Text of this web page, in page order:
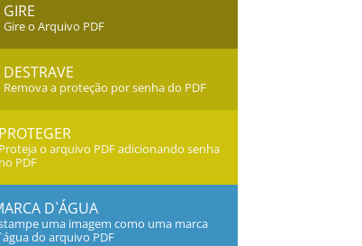
GIRE
Gire o Arquivo PDF
DESTRAVE
Remova a proteção por senha do PDF
PROTEGER
Proteja o arquivo PDF adicionando senha
no PDF
D`ÁGUA
uma imagem como uma marca
do arquivo PDF